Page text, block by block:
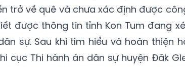
trở về quê và chưa xác định được
được thông tin tỉnh Kon Tum đang
sự. Sau khi tìm hiểu và hoàn thiện
cục Thi hành án dân sự huyện Đăk